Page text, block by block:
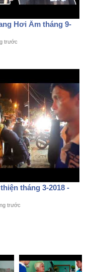
Hơi Ấm tháng 9-
trước
tháng 3-2018 -
trước